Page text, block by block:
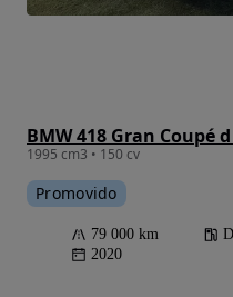
BMW 418 Gran Coupé
1995 cm3 • 150 cv
Promovido
79 000 km
2020